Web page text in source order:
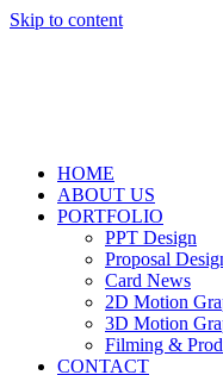
Skip to content
HOME
ABOUT US
PORTFOLIO
PPT Design
Proposal
Card News
2D Motion
3D Motion
Filming &
CONTACT